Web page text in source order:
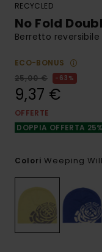
RECYCLED
No Fold
Berretto reversibile
ECO-BONUS
25,00 €
63%
9,37 €
OFFERTE
DOPPIA OFFERTA
Colori Weeping